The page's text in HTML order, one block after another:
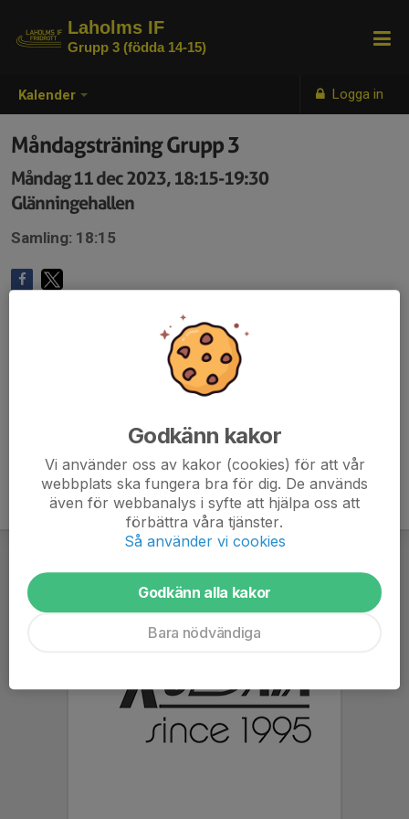
Kalender Logga in
Laholms IF
Grupp 3 (födda 14-15)
Måndagsträning Grupp 3
Måndag 11 dec 2023, 18:15-19:30
Glänningehallen
Samling: 18:15
Godkänn kakor
Vi använder oss av kakor (cookies) för att vår
webbplats ska fungera bra för dig. De används
även för webbanalys i syfte att hjälpa oss att
förbättra våra tjänster.
Så använder vi cookies
Godkänn alla kakor
Bara nödvändiga